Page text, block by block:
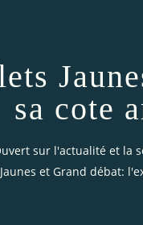
sa cote
sur l'actualité et la
et Grand débat: